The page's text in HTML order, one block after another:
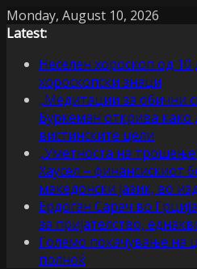
Skip
to
Monday, August 10, 2026
Latest:
Неселен хороскоп од 10
хороскопски знаци
„Медитации за обични
Буркеман открива како
вистинските цели
„Уметноста на
Хаусел – финансискиот
македонски јазик, во
Ердоган Сарач во
за пријателство,
Големо покачување на
полноќ